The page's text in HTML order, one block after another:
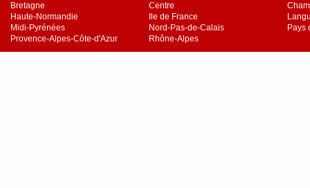
Bretagne
Centre
Haute-Normandie
Ile de France
Midi-Pyrénées
Nord-Pas-de-Calais
Pays
Provence-Alpes-Côte-d'Azur
Rhône-Alpes